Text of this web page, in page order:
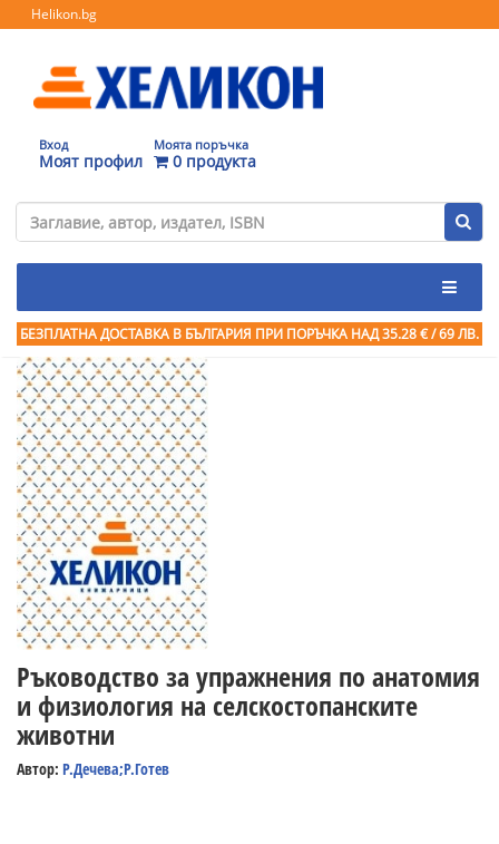
Helikon.bg
Вход
Моят профил
Моята поръчка
0 продукта
БЕЗПЛАТНА ДОСТАВКА В БЪЛГАРИЯ ПРИ ПОРЪЧКА НАД 35.28 € / 69 ЛВ.
Ръководство за упражнения по анатомия
и физиология на селскостопанските
животни
Автор: Р.Дечева;Р.Готев